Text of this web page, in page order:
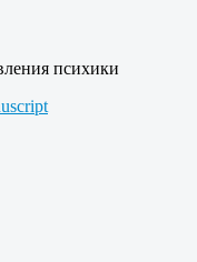
психики